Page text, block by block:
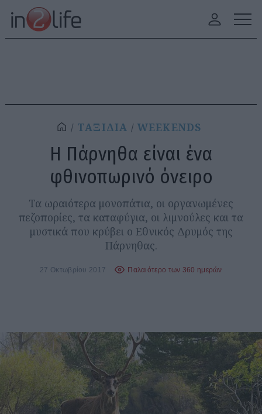
ΤΑΞΙΔΙΑ WEEKENDS
Η Πάρνηθα είναι ένα
φθινοπωρινό όνειρο
Τα ωραιότερα μονοπάτια, οι οργανωμένες
πεζοπορίες, τα καταφύγια, οι λιμνούλες και τα
μυστικά που κρύβει ο Εθνικός Δρυμός της
Πάρνηθας.
27 Οκτωβρίου 2017 Παλαιότερο των 360 ημερών